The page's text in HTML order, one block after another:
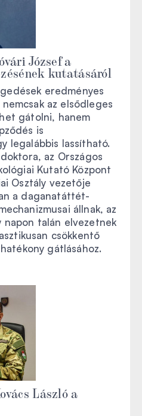
József a
kutatásáról
eredményes
az elsődleges
gátolni, hanem
is
legalábbis lassítható.
az Országos
Kutató Központ
Osztály vezetője
a daganatáttét-
állnak, az
talán elvezetnek
csökkentő
gátlásához.
László a